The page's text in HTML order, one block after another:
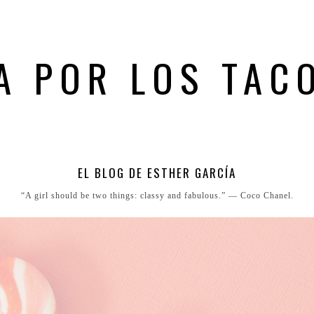
POR LOS
EL BLOG DE ESTHER GARCÍA
“A girl should be two things: classy and fabulous.” ― Coco Chanel.